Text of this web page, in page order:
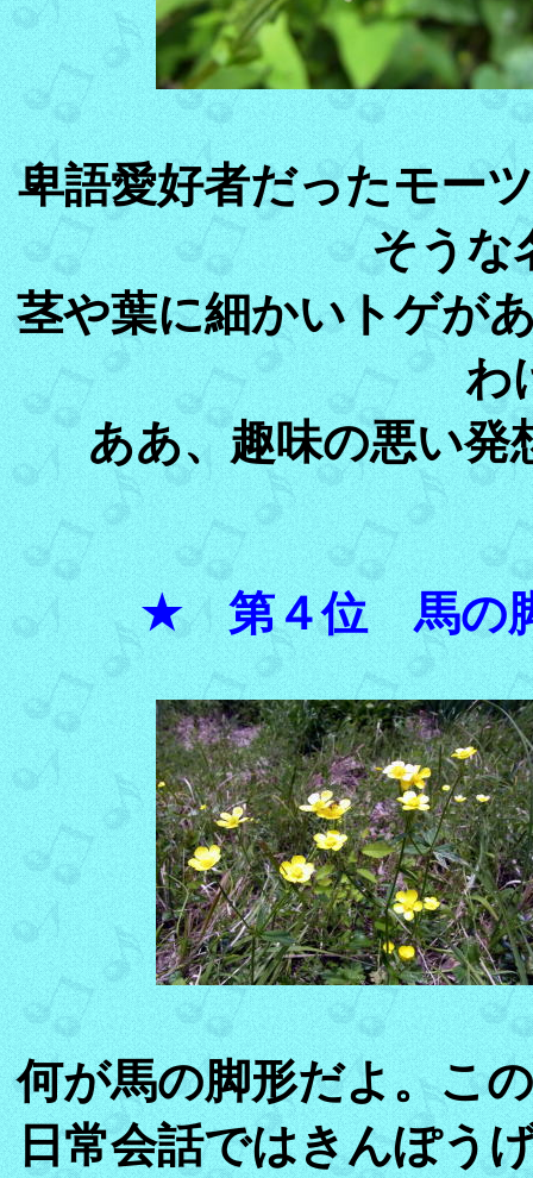
卑語愛好者だったモー
そうな
茎や葉に細かいトゲが
わ
ああ、趣味の悪い発
★ 第４位 馬の脚
何が馬の脚形だよ。こ
日常会話ではきんぽう